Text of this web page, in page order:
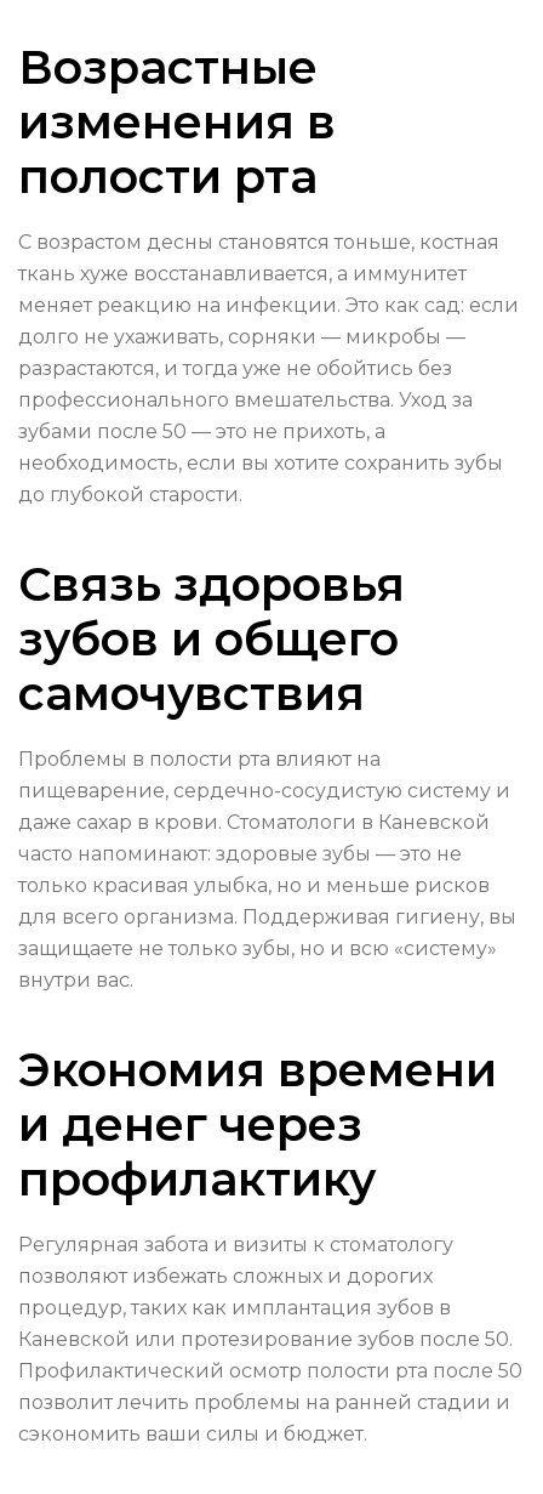
Возрастные
изменения в
полости рта
С возрастом десны становятся тоньше, костная
ткань хуже восстанавливается, а иммунитет
меняет реакцию на инфекции. Это как сад: если
долго не ухаживать, сорняки — микробы —
разрастаются, и тогда уже не обойтись без
профессионального вмешательства. Уход за
зубами после 50 — это не прихоть, а
необходимость, если вы хотите сохранить зубы
до глубокой старости.
Связь здоровья
зубов и общего
самочувствия
Проблемы в полости рта влияют на
пищеварение, сердечно-сосудистую систему и
даже сахар в крови. Стоматологи в Каневской
часто напоминают: здоровые зубы — это не
только красивая улыбка, но и меньше рисков
для всего организма. Поддерживая гигиену, вы
защищаете не только зубы, но и всю «систему»
внутри вас.
Экономия времени
и денег через
профилактику
Регулярная забота и визиты к стоматологу
позволяют избежать сложных и дорогих
процедур, таких как имплантация зубов в
Каневской или протезирование зубов после 50.
Профилактический осмотр полости рта после 50
позволит лечить проблемы на ранней стадии и
сэкономить ваши силы и бюджет.